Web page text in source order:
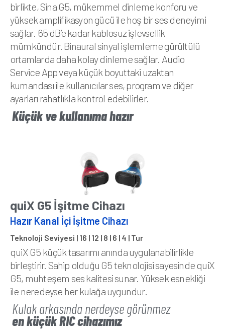
birlikte, Sina G5, mükemmel dinleme konforu ve
yüksek amplifikasyon gücü ile hoş bir ses deneyimi
sağlar. 65 dB’e kadar kablosuz işlevsellik
mümkündür. Binaural sinyal işlemleme gürültülü
ortamlarda daha kolay dinleme sağlar. Audio
Service App veya küçük boyuttaki uzaktan
kumandası ile kullanıcılar ses, program ve diğer
ayarları rahatlıkla kontrol edebilirler.
Küçük ve kullanıma hazır
quiX G5 İşitme Cihazı
Hazır Kanal İçi İşitme Cihazı
Teknoloji Seviyesi | 16 | 12 | 8 | 6 | 4 | Tur
quiX G5 küçük tasarımı anında uygulanabilirlikle
birleştirir. Sahip olduğu G5 teknolojisi sayesinde quiX
G5, muhteşem ses kalitesi sunar. Yüksek esnekliği
ile neredeyse her kulağa uygundur.
en küçük RIC cihazımız
Kulak arkasında nerdeyse görünmez